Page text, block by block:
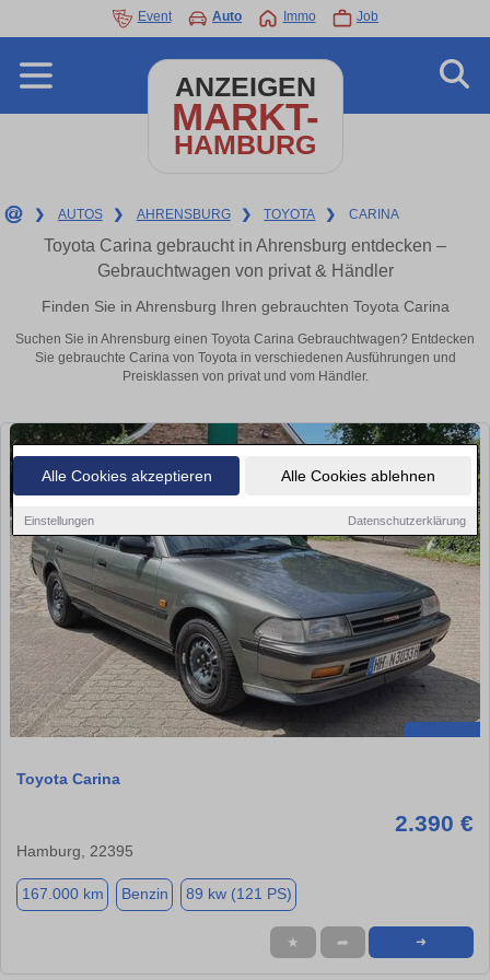
Alle Cookies akzeptieren Alle Cookies ablehnen
Einstellungen Datenschutzerklärung
Event Auto Immo Job
ANZEIGEN
MARKT-
HAMBURG
❯ AUTOS ❯ AHRENSBURG ❯ TOYOTA ❯ CARINA
Toyota Carina gebraucht in Ahrensburg entdecken –
Gebrauchtwagen von privat & Händler
Finden Sie in Ahrensburg Ihren gebrauchten Toyota Carina
Suchen Sie in Ahrensburg einen Toyota Carina Gebrauchtwagen? Entdecken
Sie gebrauchte Carina von Toyota in verschiedenen Ausführungen und
Preisklassen von privat und vom Händler.
Toyota Carina
2.390 €
Hamburg, 22395
167.000 km Benzin 89 kw (121 PS)
★ ➦ ➜